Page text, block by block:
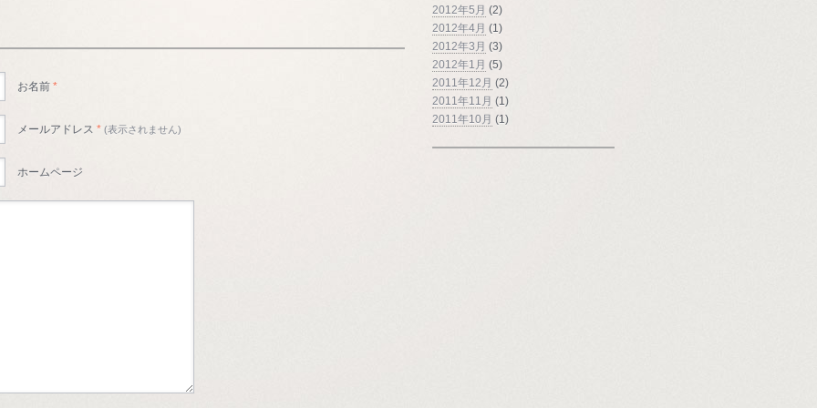
お名前 *
メールアドレス * (表示されません)
ホームページ
2012年5月 (2)
2012年4月 (1)
2012年3月 (3)
2012年1月 (5)
2011年12月 (2)
2011年11月 (1)
2011年10月 (1)